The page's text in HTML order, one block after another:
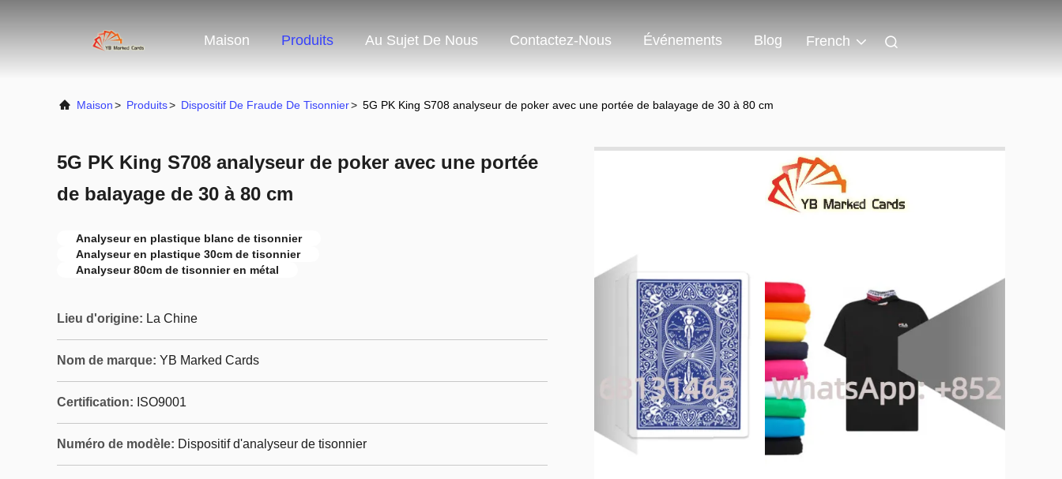
Maison Produits Au Sujet De Nous Contactez-Nous Événements Blog French
Maison> Produits> Dispositif De Fraude De Tisonnier> 5G PK King S708 analyseur de poker avec une portée de balayage de 30 à 80 cm
5G PK King S708 analyseur de poker avec une portée
de balayage de 30 à 80 cm
Analyseur en plastique blanc de tisonnier
Analyseur en plastique 30cm de tisonnier
Analyseur 80cm de tisonnier en métal
Lieu d'origine: La Chine
Nom de marque: YB Marked Cards
Certification: ISO9001
Numéro de modèle: Dispositif d'analyseur de tisonnier